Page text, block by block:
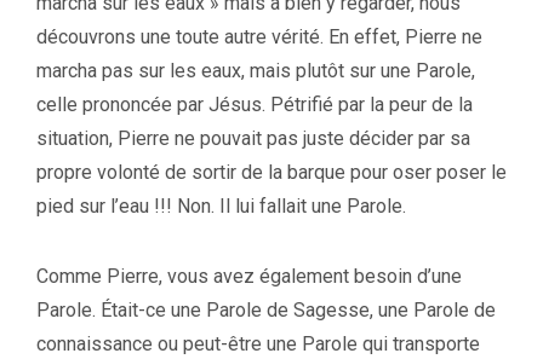
découvrons une toute autre vérité. En effet, Pierre ne
marcha pas sur les eaux, mais plutôt sur une Parole,
celle prononcée par Jésus. Pétrifié par la peur de la
situation, Pierre ne pouvait pas juste décider par sa
propre volonté de sortir de la barque pour oser poser le
pied sur l’eau !!! Non. Il lui fallait une Parole.
Comme Pierre, vous avez également besoin d’une
Parole. Était-ce une Parole de Sagesse, une Parole de
connaissance ou peut-être une Parole qui transporte